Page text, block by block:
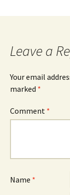
Leave a
Your email
marked *
Comment *
Name *